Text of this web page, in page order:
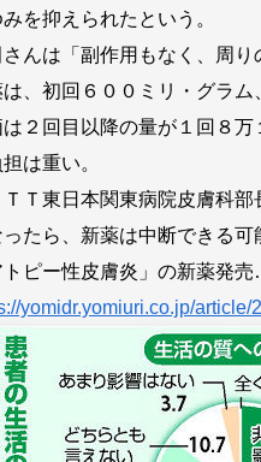
を抑えられたという。
んは「副作用もなく、周り
は、初回６００ミリ・グラム
２回目以降の量が１回８
は重い。
Ｔ東日本関東病院皮膚科部
ったら、新薬は中断できる可
トピー性皮膚炎」の新薬発
yomidr.yomiuri.co.jp/